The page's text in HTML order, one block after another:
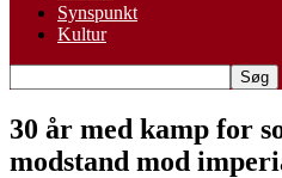
Synspunkt
Kultur
30 år med kamp for
modstand mod